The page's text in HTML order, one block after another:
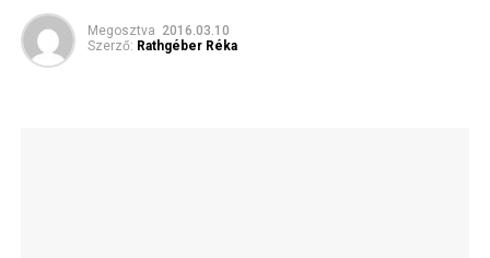
Megosztva 2016.03.10
Szerző: Rathgéber Réka